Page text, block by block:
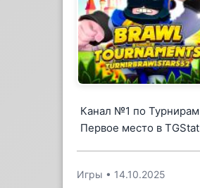
Канал №1 по Турнирам
Первое место в TGStat
Игры • 14.10.2025